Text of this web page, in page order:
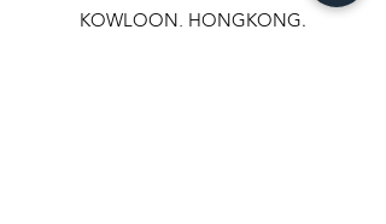
KOWLOON, HONGKONG.